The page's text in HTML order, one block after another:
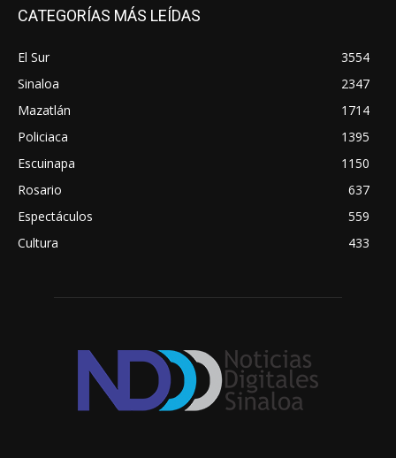
CATEGORÍAS MÁS LEÍDAS
El Sur
3554
Sinaloa
2347
Mazatlán
1714
Policiaca
1395
Escuinapa
1150
Rosario
637
Espectáculos
559
Cultura
433